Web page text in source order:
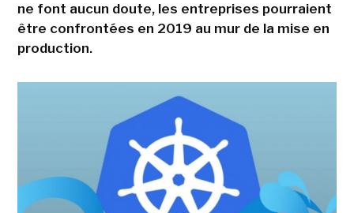
ne font aucun doute, les entreprises pourraient
être confrontées en 2019 au mur de la mise en
production.